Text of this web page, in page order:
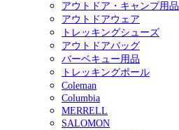
アウトドア・キャンプ用品
アウトドアウェア
トレッキングシューズ
アウトドアバッグ
バーベキュー用品
トレッキングポール
Coleman
Columbia
MERRELL
SALOMON